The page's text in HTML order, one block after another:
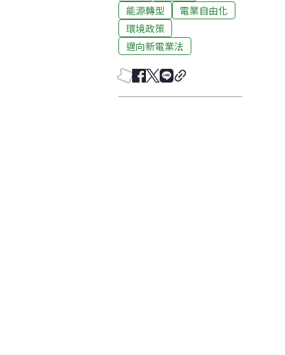
能源轉型
電業自由化
環境政策
邁向新電業法